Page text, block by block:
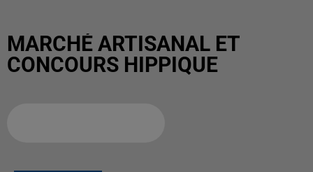
MARCHÉ ARTISANAL ET
CONCOURS HIPPIQUE